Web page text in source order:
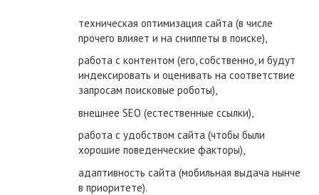
техническая оптимизация сайта (в числе
прочего влияет и на сниппеты в поиске),
работа с контентом (его, собственно, и будут
индексировать и оценивать на соответствие
запросам поисковые роботы),
внешнее SEO (естественные ссылки),
работа с удобством сайта (чтобы были
хорошие поведенческие факторы),
адаптивность сайта (мобильная выдача нынче
в приоритете).